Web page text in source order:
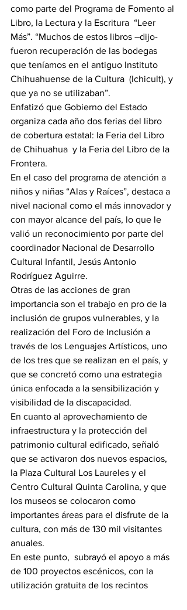
como parte del Programa de Fomento al
Libro, la Lectura y la Escritura  “Leer
Más”. “Muchos de estos libros –dijo-
fueron recuperación de las bodegas
que teníamos en el antiguo Instituto
Chihuahuense de la Cultura  (Ichicult), y
que ya no se utilizaban”.
Enfatizó que Gobierno del Estado
organiza cada año dos ferias del libro
de cobertura estatal: la Feria del Libro
de Chihuahua  y la Feria del Libro de la
Frontera.
En el caso del programa de atención a
niños y niñas “Alas y Raíces”, destaca a
nivel nacional como el más innovador y
con mayor alcance del país, lo que le
valió un reconocimiento por parte del
coordinador Nacional de Desarrollo
Cultural Infantil, Jesús Antonio
Rodríguez Aguirre.
Otras de las acciones de gran
importancia son el trabajo en pro de la
inclusión de grupos vulnerables, y la
realización del Foro de Inclusión a
través de los Lenguajes Artísticos, uno
de los tres que se realizan en el país, y
que se concretó como una estrategia
única enfocada a la sensibilización y
visibilidad de la discapacidad.
En cuanto al aprovechamiento de
infraestructura y la protección del
patrimonio cultural edificado, señaló
que se activaron dos nuevos espacios,
la Plaza Cultural Los Laureles y el
Centro Cultural Quinta Carolina, y que
los museos se colocaron como
importantes áreas para el disfrute de la
cultura, con más de 130 mil visitantes
anuales.
En este punto,  subrayó el apoyo a más
de 100 proyectos escénicos, con la
utilización gratuita de los recintos